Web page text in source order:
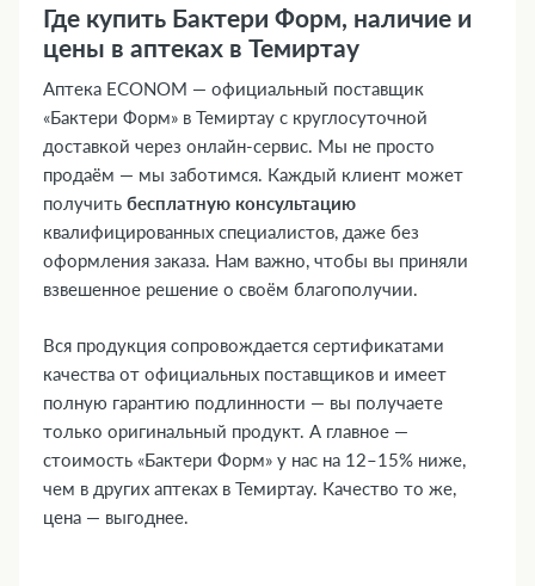
Где купить Бактери Форм, наличие и
цены в аптеках в Темиртау
Аптека ECONOM — официальный поставщик
«Бактери Форм» в Темиртау с круглосуточной
доставкой через онлайн-сервис. Мы не просто
продаём — мы заботимся. Каждый клиент может
получить бесплатную консультацию
квалифицированных специалистов, даже без
оформления заказа. Нам важно, чтобы вы приняли
взвешенное решение о своём благополучии.
Вся продукция сопровождается сертификатами
качества от официальных поставщиков и имеет
полную гарантию подлинности — вы получаете
только оригинальный продукт. А главное —
стоимость «Бактери Форм» у нас на 12–15% ниже,
чем в других аптеках в Темиртау. Качество то же,
цена — выгоднее.